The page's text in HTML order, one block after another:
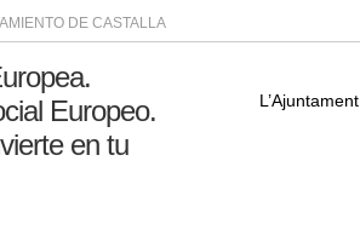
DE CASTALLA
L’Ajuntament